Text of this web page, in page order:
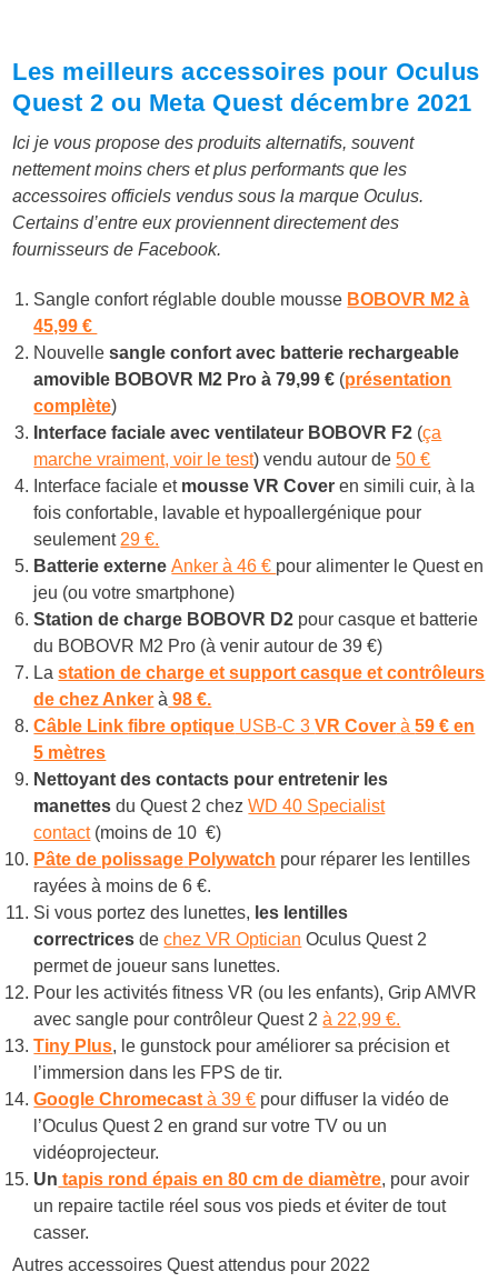
Les meilleurs accessoires pour Oculus
Quest 2 ou Meta Quest décembre 2021
Ici je vous propose des produits alternatifs, souvent
nettement moins chers et plus performants que les
accessoires officiels vendus sous la marque Oculus.
Certains d’entre eux proviennent directement des
fournisseurs de Facebook.
Sangle confort réglable double mousse BOBOVR M2 à
45,99 €
Nouvellesangle confort avec batterie rechargeable
amovible BOBOVR M2 Pro à79,99 € (présentation
complète)
Interface faciale avec ventilateur BOBOVR F2 (ça
marche vraiment, voir le test) vendu autour de50 €
Interface faciale et mousse VR Cover en simili cuir, à la
fois confortable, lavable et hypoallergénique pour
seulement 29 €.
Batterie externe Anker à 46 € pour alimenter le Quest en
jeu (ou votre smartphone)
Station de charge BOBOVR D2 pour casque et batterie
du BOBOVR M2 Pro (à venir autour de 39 €)
Lastation de charge et support casque et contrôleurs
de chez Anker à 98 €.
Câble Linkfibre optique USB-C 3VR Cover à59 € en
5 mètres
Nettoyant des contacts pour entretenir les
manettes du Quest 2 chezWD 40 Specialist
contact(moins de 10 €)
Pâte de polissage Polywatch pour réparer les lentilles
rayées à moins de 6 €.
Si vous portez des lunettes, les lentilles
correctrices dechez VR Optician Oculus Quest 2
permet de joueur sans lunettes.
Pour les activités fitness VR (ou les enfants), Grip AMVR
avec sangle pour contrôleur Quest 2à 22,99 €.
Tiny Plus, le gunstock pour améliorer sa précision et
l’immersion dans les FPS de tir.
Google Chromecast à 39 € pour diffuser la vidéo de
l’Oculus Quest 2 en grand sur votre TV ou un
vidéoprojecteur.
Un tapis rond épais en 80 cm de diamètre, pour avoir
un repaire tactile réel sous vos pieds et éviter de tout
casser.
Autres accessoires Quest attendus pour 2022